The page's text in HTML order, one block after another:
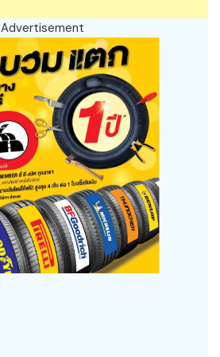
Advertisement